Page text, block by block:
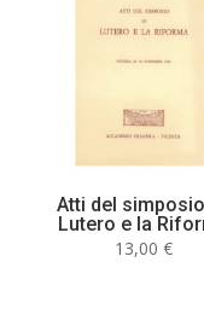
Atti del
Lutero e la
13,00€